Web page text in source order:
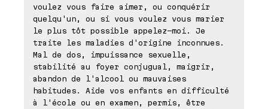
voulez vous faire aimer, ou conquérir
quelqu'un, ou si vous voulez vous marier
le plus tôt possible appelez-moi. Je
traite les maladies d'origine inconnues.
Mal de dos, impuissance sexuelle,
stabilité au foyer conjugual, maigrir,
abandon de l'alcool ou mauvaises
habitudes. Aide vos enfants en difficulté
à l'école ou en examen, permis, être